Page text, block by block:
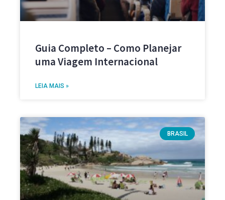
Guia Completo – Como Planejar
uma Viagem Internacional
LEIA MAIS »
BRASIL